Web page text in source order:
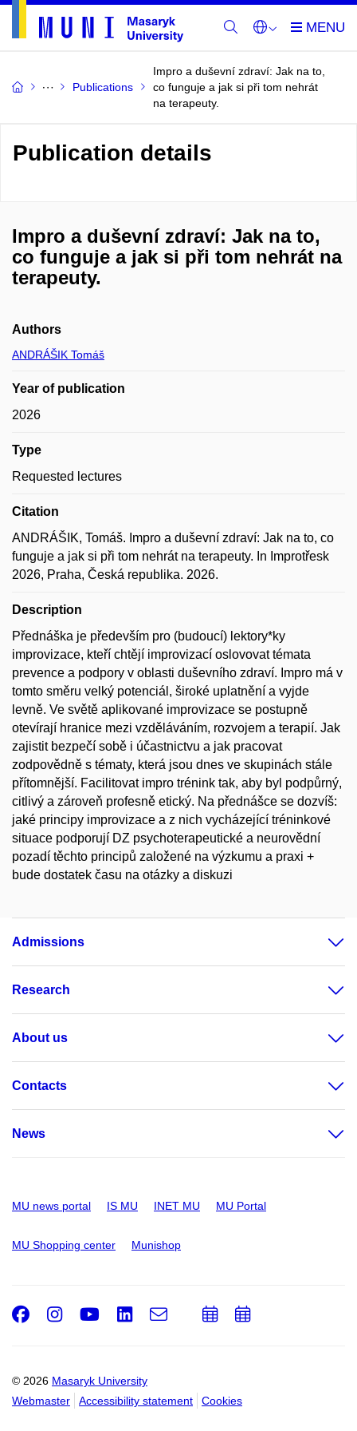
Publications
Impro a duševní zdraví: Jak na to,
co funguje a jak si při tom nehrát
na terapeuty.
Publication details
Impro a duševní zdraví: Jak na to,
co funguje a jak si při tom nehrát na
terapeuty.
Authors
ANDRÁŠIK Tomáš
Year of publication
2026
Type
Requested lectures
Citation
ANDRÁŠIK, Tomáš. Impro a duševní zdraví: Jak na to, co
funguje a jak si při tom nehrát na terapeuty. In Improtřesk
2026, Praha, Česká republika. 2026.
Description
Přednáška je především pro (budoucí) lektory*ky
improvizace, kteří chtějí improvizací oslovovat témata
prevence a podpory v oblasti duševního zdraví. Impro má v
tomto směru velký potenciál, široké uplatnění a vyjde
levně. Ve světě aplikované improvizace se postupně
otevírají hranice mezi vzděláváním, rozvojem a terapií. Jak
zajistit bezpečí sobě i účastnictvu a jak pracovat
zodpovědně s tématy, která jsou dnes ve skupinách stále
přítomnější. Facilitovat impro trénink tak, aby byl podpůrný,
citlivý a zároveň profesně etický. Na přednášce se dozvíš:
jaké principy improvizace a z nich vycházející tréninkové
situace podporují DZ psychoterapeutické a neurovědní
pozadí těchto principů založené na výzkumu a praxi +
bude dostatek času na otázky a diskuzi
Admissions
Research
About us
Contacts
News
MU news portal IS MU INET MU MU Portal
MU Shopping center Munishop
© 2026 Masaryk University
Webmaster
Accessibility statement Cookies
Facebook
Instagram
Youtube
LinkedIn
e-
AddAdd